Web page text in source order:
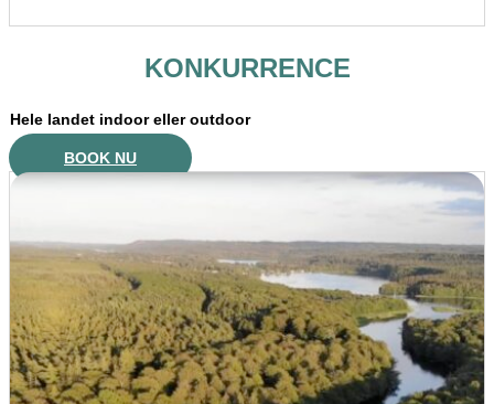
KONKURRENCE
Hele landet indoor eller outdoor
BOOK NU